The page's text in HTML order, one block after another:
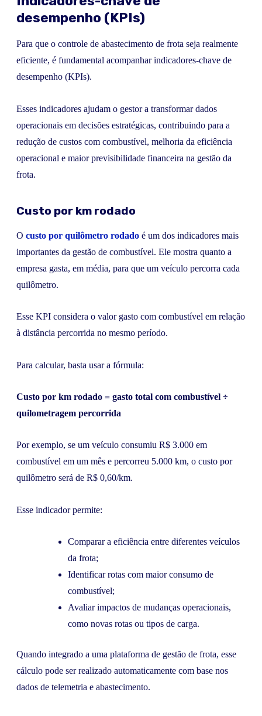
desempenho (KPIs)
Para que o controle de abastecimento de frota seja realmente
eficiente, é fundamental acompanhar indicadores-chave de
desempenho (KPIs).
Esses indicadores ajudam o gestor a transformar dados
operacionais em decisões estratégicas, contribuindo para a
redução de custos com combustível, melhoria da eficiência
operacional e maior previsibilidade financeira na gestão da
frota.
Custo por km rodado
O custo por quilômetro rodado é um dos indicadores mais
importantes da gestão de combustível. Ele mostra quanto a
empresa gasta, em média, para que um veículo percorra cada
quilômetro.
Esse KPI considera o valor gasto com combustível em relação
à distância percorrida no mesmo período.
Para calcular, basta usar a fórmula:
Custo por km rodado = gasto total com combustível ÷
quilometragem percorrida
Por exemplo, se um veículo consumiu R$ 3.000 em
combustível em um mês e percorreu 5.000 km, o custo por
quilômetro será de R$ 0,60/km.
Esse indicador permite:
Comparar a eficiência entre diferentes veículos
da frota;
Identificar rotas com maior consumo de
combustível;
Avaliar impactos de mudanças operacionais,
como novas rotas ou tipos de carga.
Quando integrado a uma plataforma de gestão de frota, esse
cálculo pode ser realizado automaticamente com base nos
dados de telemetria e abastecimento.